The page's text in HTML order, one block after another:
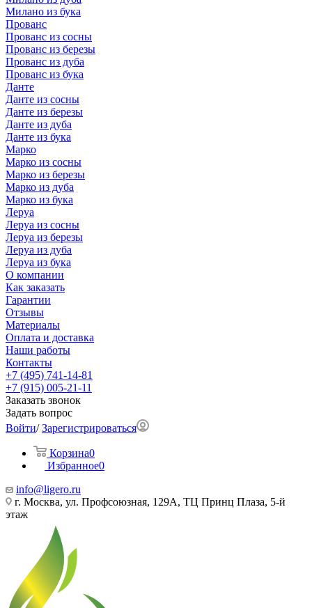
Милано из бука
Прованс
Прованс из сосны
Прованс из березы
Прованс из дуба
Прованс из бука
Данте
Данте из сосны
Данте из березы
Данте из дуба
Данте из бука
Марко
Марко из сосны
Марко из березы
Марко из дуба
Марко из бука
Леруа
Леруа из сосны
Леруа из березы
Леруа из дуба
Леруа из бука
О компании
Как заказать
Гарантии
Отзывы
Материалы
Оплата и доставка
Наши работы
Контакты
+7 (495) 741-14-81
+7 (915) 005-21-11
Заказать звонок
Задать вопрос
Войти/Зарегистрироваться
Корзина0
Избранное0
info@ligero.ru
г. Москва, ул. Профсоюзная, 129А, ТЦ Принц Плаза, 5-й
этаж